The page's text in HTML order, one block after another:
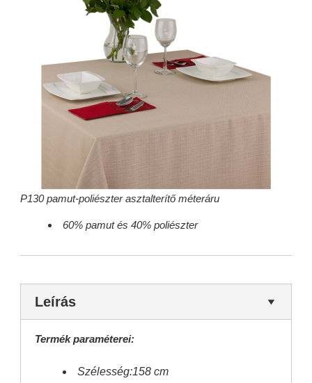
P130 pamut-poliészter asztalterítő méteráru
60% pamut és 40% poliészter
Leírás
Termék paraméterei:
Szélesség:158 cm